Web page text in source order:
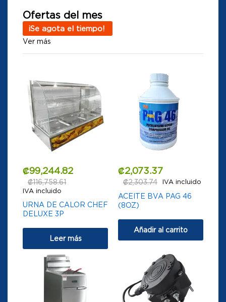
Ofertas del mes
¡Se agota el tiempo!
Ver más
₡99,244.82
₡116,758.61
IVA incluido
URNA DE CALOR CHEF
DELUXE 3P
Leer más
₡2,073.37
₡2,303.74 IVA incluido
ACEITE BVA PAG 46
(8OZ)
Añadir al carrito